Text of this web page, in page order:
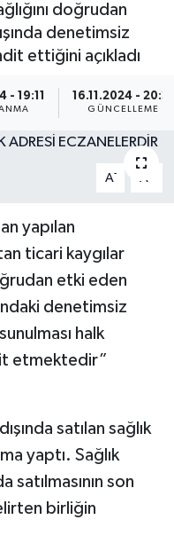
doğrudan
denetimsiz
ettiğini açıkladı
- 19:11 16.11.2024 - 20:21
GÜNCELLEME
A- A
yapılan
ticari kaygılar
etki eden
denetimsiz
halk
etmektedir”
satılan sağlık
yaptı. Sağlık
son
birliğin